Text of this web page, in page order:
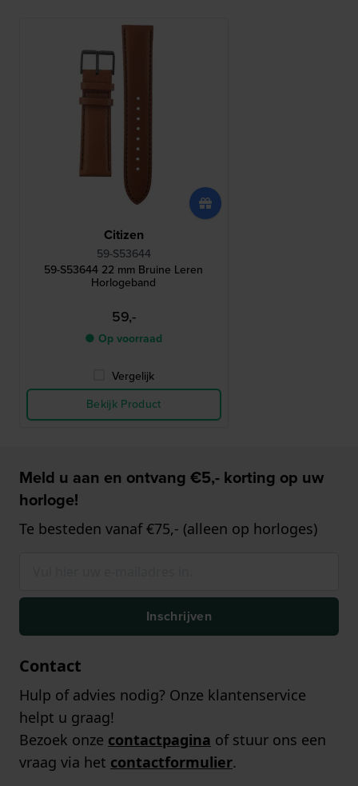
Citizen
59-S53644
59-S53644 22 mm Bruine Leren
Horlogeband
59,-
● Op voorraad
Vergelijk
Bekijk Product
Meld u aan en ontvang €5,- korting op uw
horloge!
Te besteden vanaf €75,- (alleen op horloges)
Inschrijven
Contact
Hulp of advies nodig? Onze klantenservice
helpt u graag!
Bezoek onze contactpagina of stuur ons een
vraag via het contactformulier.